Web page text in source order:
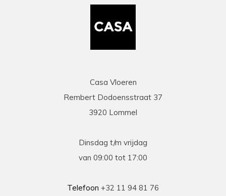
vermelding voor de heel vriendelijke en
benodigdheden leverde en ons hielp om deze
Prima geholpen bij zowel de keuze als plaatsing
problemen tijdens plaatsing .
Casa Vloeren
Rembert Dodoensstraat 37
3920 Lommel
Dinsdag t/m vrijdag
van 09:00 tot 17:00
Telefoon +32 11 94 81 76